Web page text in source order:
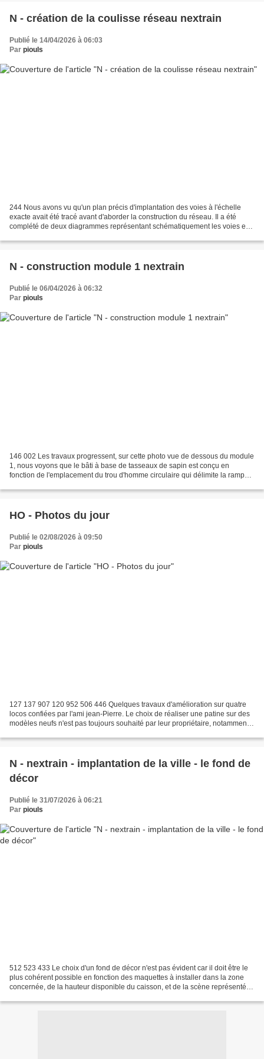
N - création de la coulisse réseau nextrain
Publié le 14/04/2026 à 06:03
Par piouls
244 Nous avons vu qu'un plan précis d'implantation des voies à l'échelle
exacte avait été tracé avant d'aborder la construction du réseau. Il a été
complété de deux diagrammes représentant schématiquement les voies en
N - construction module 1 nextrain
Publié le 06/04/2026 à 06:32
Par piouls
146 002 Les travaux progressent, sur cette photo vue de dessous du module
1, nous voyons que le bâti à base de tasseaux de sapin est conçu en
fonction de l'emplacement du trou d'homme circulaire qui délimite la rampe
HO - Photos du jour
Publié le 02/08/2026 à 09:50
Par piouls
127 137 907 120 952 506 446 Quelques travaux d'amélioration sur quatre
locos confiées par l'ami jean-Pierre. Le choix de réaliser une patine sur des
modèles neufs n'est pas toujours souhaité par leur propriétaire, notamment
N - nextrain - implantation de la ville - le fond de
décor
Publié le 31/07/2026 à 06:21
Par piouls
512 523 433 Le choix d'un fond de décor n'est pas évident car il doit être le
plus cohérent possible en fonction des maquettes à installer dans la zone
concernée, de la hauteur disponible du caisson, et de la scène représentée